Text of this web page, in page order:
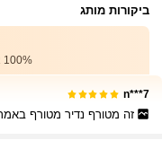
ביקורות מותג
100% אותנטי
7***n
זה מטורף נדיר מטורף